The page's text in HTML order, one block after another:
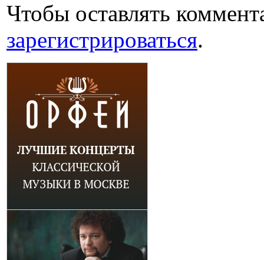
Чтобы оставлять
зарегистрироваться.